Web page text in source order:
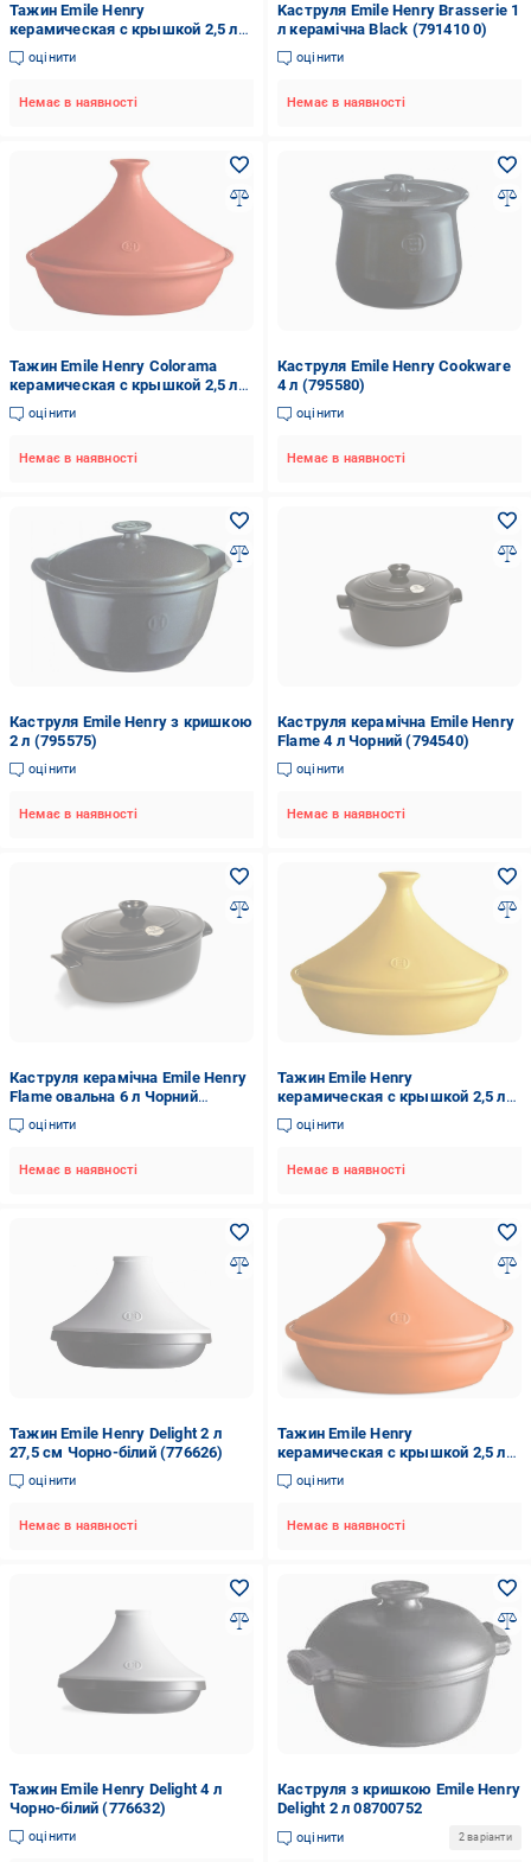
Тажин Emile Henry
керамическая с крышкой 2,5 л
Green (195532)
оцінити
Немає в наявності
Kаструля Emile Henry Brasserie 1
л керамічна Black (791410 0)
оцінити
Немає в наявності
Тажин Emile Henry Colorama
керамическая с крышкой 2,5 л
Red (155532)
оцінити
Немає в наявності
Каструля Emile Henry Cookware
4 л (795580)
оцінити
Немає в наявності
Каструля Emile Henry з кришкою
2 л (795575)
оцінити
Немає в наявності
Каструля керамічна Emile Henry
Flame 4 л Чорний (794540)
оцінити
Немає в наявності
Каструля керамічна Emile Henry
Flame овальна 6 л Чорний
(794560)
оцінити
Немає в наявності
Тажин Emile Henry
керамическая с крышкой 2,5 л
Yellow (245532)
оцінити
Немає в наявності
Тажин Emile Henry Delight 2 л
27,5 см Чорно-білий (776626)
оцінити
Немає в наявності
Тажин Emile Henry
керамическая с крышкой 2,5 л
Orange (835532)
оцінити
Немає в наявності
Тажин Emile Henry Delight 4 л
Чорно-білий (776632)
оцінити
Каструля з кришкою Emile Henry
Delight 2 л 08700752
оцінити 2 варіанти